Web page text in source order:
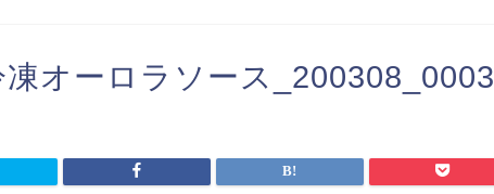
凍オーロラソース_200308_0003